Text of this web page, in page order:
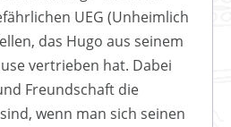
UEG (Unheimlich
das Hugo aus seinem
vertrieben hat. Dabei
Freundschaft die
wenn man sich seinen